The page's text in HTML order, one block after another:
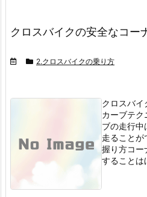
クロスバイクの安全なコー
2.クロスバイクの乗り方
クロスバイ
カーブテク
ブの走行中
走ることが
握り方コー
することは